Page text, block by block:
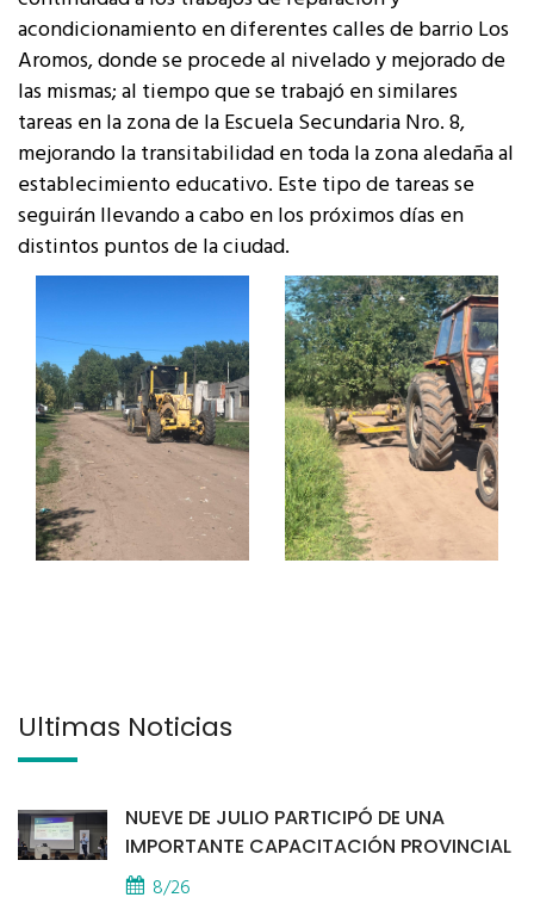
acondicionamiento en diferentes calles de barrio Los
Aromos, donde se procede al nivelado y mejorado de
las mismas; al tiempo que se trabajó en similares
tareas en la zona de la Escuela Secundaria Nro. 8,
mejorando la transitabilidad en toda la zona aledaña al
establecimiento educativo. Este tipo de tareas se
seguirán llevando a cabo en los próximos días en
distintos puntos de la ciudad.
Últimas Noticias
NUEVE DE JULIO PARTICIPÓ DE UNA
IMPORTANTE CAPACITACIÓN PROVINCIAL
8/26